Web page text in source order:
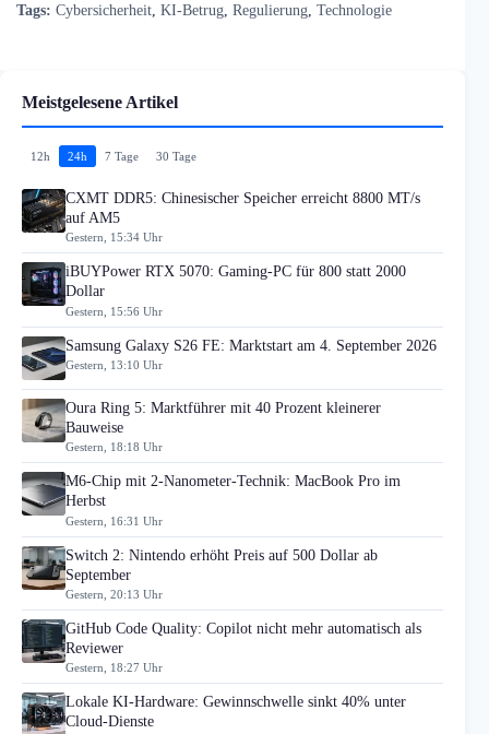
Tags: Cybersicherheit KI-Betrug Regulierung Technologie
Meistgelesene Artikel
12h 24h 7 Tage 30 Tage
CXMT DDR5: Chinesischer Speicher erreicht 8800 MT/s
auf AM5
Gestern, 15:34 Uhr
iBUYPower RTX 5070: Gaming-PC für 800 statt 2000
Dollar
Gestern, 15:56 Uhr
Samsung Galaxy S26 FE: Marktstart am 4. September 2026
Gestern, 13:10 Uhr
Oura Ring 5: Marktführer mit 40 Prozent kleinerer
Bauweise
Gestern, 18:18 Uhr
M6-Chip mit 2-Nanometer-Technik: MacBook Pro im
Herbst
Gestern, 16:31 Uhr
Switch 2: Nintendo erhöht Preis auf 500 Dollar ab
September
Gestern, 20:13 Uhr
GitHub Code Quality: Copilot nicht mehr automatisch als
Reviewer
Gestern, 18:27 Uhr
Lokale KI-Hardware: Gewinnschwelle sinkt 40% unter
Cloud-Dienste